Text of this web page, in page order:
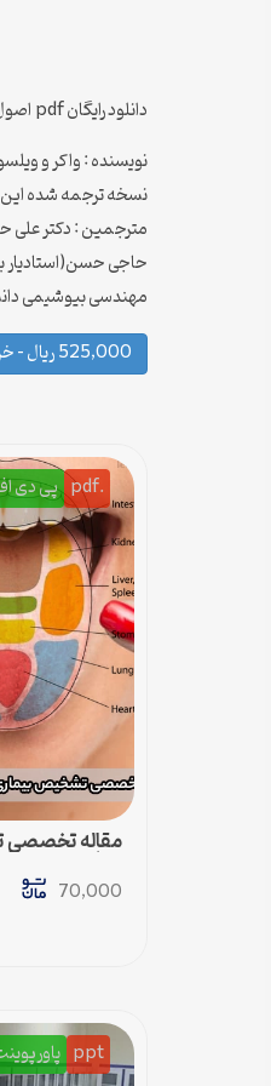
دانلود رایگان pdf اصول و تکنیک های بیوشیمی و بیولوژی مولکولی واکر و ویلسون به زبان لاتین
نویسنده : واکر و
نسخه ترجمه شده این
مترجمین : دکتر علی
حاجی حسن(استادیار
مهندسی بیوشیمی
525,000 ریال – خرید
.pdf پی دی
مقاله تخصصی
شناسی پزشکی)
70,000
ppt